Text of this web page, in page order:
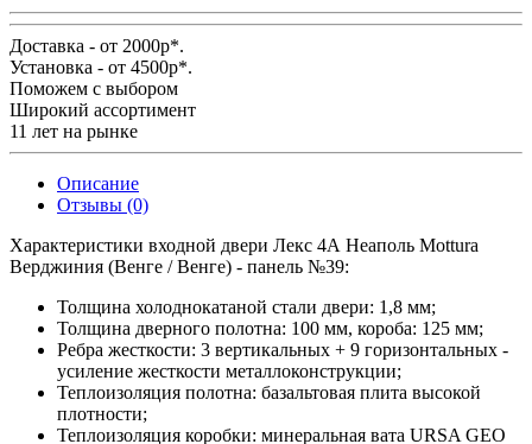
Доставка - от 2000р*.
Установка - от 4500р*.
Поможем с выбором
Широкий ассортимент
11 лет на рынке
Описание
Отзывы (0)
Характеристики входной двери Лекс 4А Неаполь Mottura
Верджиния (Венге / Венге) - панель №39:
Толщина холоднокатаной стали двери: 1,8 мм;
Толщина дверного полотна: 100 мм, короба: 125 мм;
Ребра жесткости: 3 вертикальных + 9 горизонтальных -
усиление жесткости металлоконструкции;
Теплоизоляция полотна: базальтовая плита высокой
плотности;
Теплоизоляция коробки: минеральная вата URSA GEO